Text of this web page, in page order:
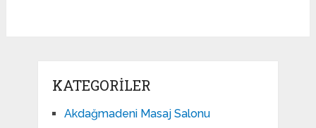
KATEGORILER
Akdağmadeni Masaj Salonu